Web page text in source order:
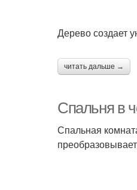
Дерево создает
читать дальше →
Спальня в
Спальная